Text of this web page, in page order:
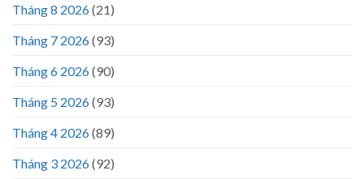
Tháng 8 2026(21)
Tháng 7 2026(93)
Tháng 6 2026(90)
Tháng 5 2026(93)
Tháng 4 2026(89)
Tháng 3 2026(92)